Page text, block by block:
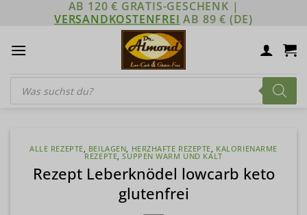
AB 120 € GRATIS-GESCHENK |
VERSANDKOSTENFREI AB 89 € (DE)
Products
search
ALLE REZEPTE, BEILAGEN, HERZHAFTE REZEPTE, KALORIENARME
REZEPTE,SUPPEN WARM UND KALT
Rezept Leberknödel lowcarb keto
glutenfrei